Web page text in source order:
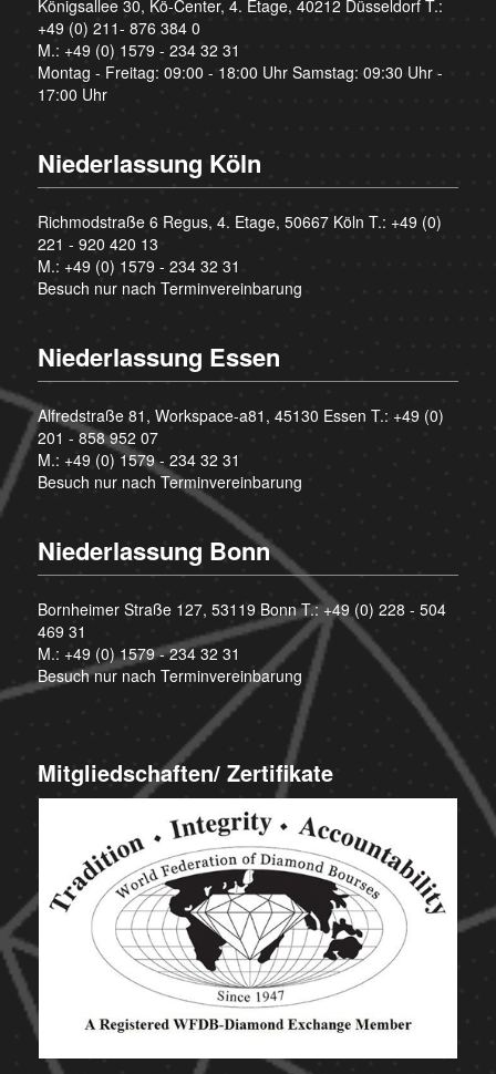
Königsallee 30, Kö-Center, 4. Etage, 40212 Düsseldorf T.:
+49 (0) 211- 876 384 0
M.: +49 (0) 1579 - 234 32 31
Montag - Freitag: 09:00 - 18:00 Uhr Samstag: 09:30 Uhr -
17:00 Uhr
Niederlassung Köln
Richmodstraße 6 Regus, 4. Etage, 50667 Köln T.: +49 (0)
221 - 920 420 13
M.: +49 (0) 1579 - 234 32 31
Besuch nur nach Terminvereinbarung
Niederlassung Essen
Alfredstraße 81, Workspace-a81, 45130 Essen T.: +49 (0)
201 - 858 952 07
M.: +49 (0) 1579 - 234 32 31
Besuch nur nach Terminvereinbarung
Niederlassung Bonn
Bornheimer Straße 127, 53119 Bonn T.:+49 (0) 228 - 504
469 31
M.: +49 (0) 1579 - 234 32 31
Besuch nur nach Terminvereinbarung
Mitgliedschaften/ Zertifikate